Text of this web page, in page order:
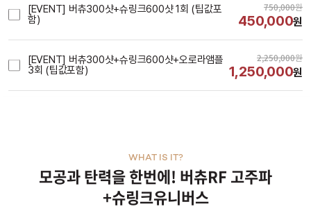
[EVENT] 버츄300샷+슈링크600샷 1회 (팁값포
함)
750,000원
450,000원
[EVENT] 버츄300샷+슈링크600샷+오로라앰플
3회 (팁값포함)
2,250,000원
1,250,000원
모공과 탄력을 한번에! 버츄RF 고주파
+슈링크유니버스
WHAT IS IT?